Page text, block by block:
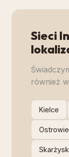
Sieci
również
Kielce